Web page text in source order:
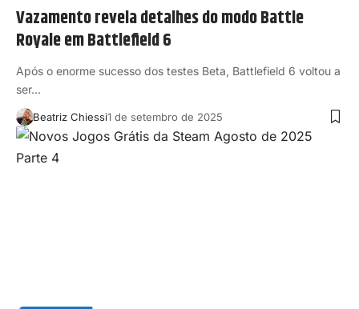
Vazamento revela detalhes do modo Battle
Royale em Battlefield 6
Após o enorme sucesso dos testes Beta, Battlefield 6 voltou a
ser…
Beatriz Chiessi1 de setembro de 2025